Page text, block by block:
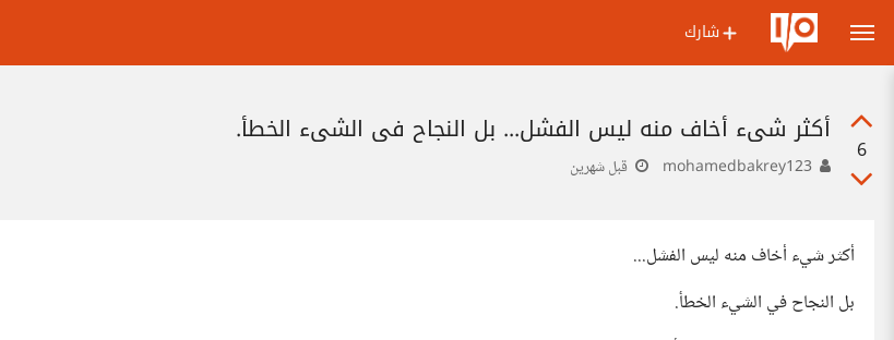
شارك
6
أكثر شيء أخاف منه ليس الفشل... بل النجاح في الشيء الخطأ.
قبل شهرين
أكثر شيء أخاف منه ليس الفشل...
بل النجاح في الشيء الخطأ.